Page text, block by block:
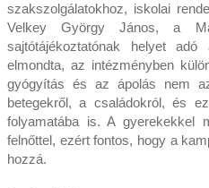
szakszolgálatokhoz, iskolai
Velkey György János, a
sajtótájékoztatónak helyet
elmondta, az intézményben
gyógyítás és az ápolás nem
betegekről, a családokról, és
folyamatába is. A gyerekekkel
felnőttel, ezért fontos, hogy a
hozzá.